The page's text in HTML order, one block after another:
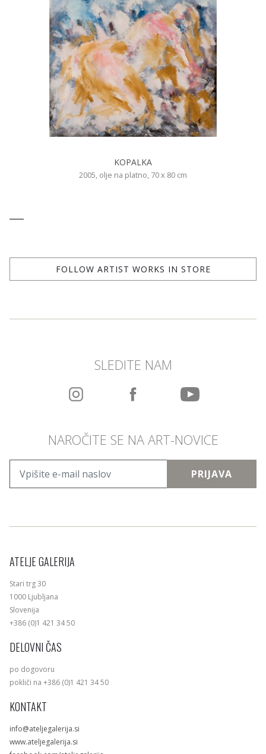
KOPALKA
2005, olje na platno, 70 x 80 cm
FOLLOW ARTIST WORKS IN STORE
SLEDITE NAM
NAROČITE SE NA ART-NOVICE
PRIJAVA
ATELJE GALERIJA
Stari trg 30
1000 Ljubljana
Slovenija
+386 (0)1 421 34 50
DELOVNI ČAS
po dogovoru
pokliči na +386 (0)1 421 34 50
KONTAKT
info@ateljegalerija.si
www.ateljegalerija.si